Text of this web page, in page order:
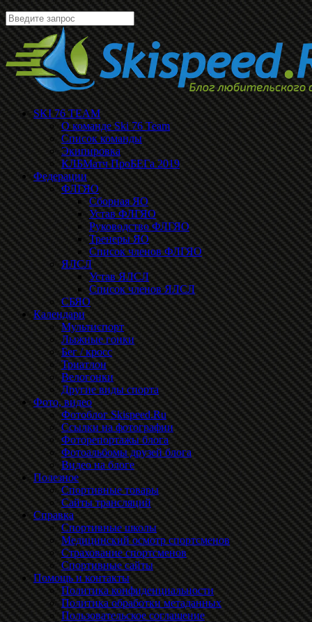
SKI 76 TEAM
О команде Ski 76 Team
Список команды
Экипировка
КЛБМатч ПроБЕГа 2019
Федерации
ФЛГЯО
Сборная ЯО
Устав ФЛГЯО
Руководство ФЛГЯО
Тренеры ЯО
Список членов ФЛГЯО
ЯЛСЛ
Устав ЯЛСЛ
Список членов ЯЛСЛ
СБЯО
Календари
Мультиспорт
Лыжные гонки
Бег / кросс
Триатлон
Велогонки
Другие виды спорта
Фото, видео
Фотоблог Skispeed.Ru
Ссылки на фотографии
Фоторепортажы блога
Фотоальбомы друзей блога
Видео на блоге
Полезное
Спортивные товары
Сайты трансляций
Справка
Спортивные школы
Медицинский осмотр спортсменов
Страхование спортсменов
Спортивные сайты
Помощь и контакты
Политика конфиденциальности
Политика обработки метаданных
Пользовательское соглашение